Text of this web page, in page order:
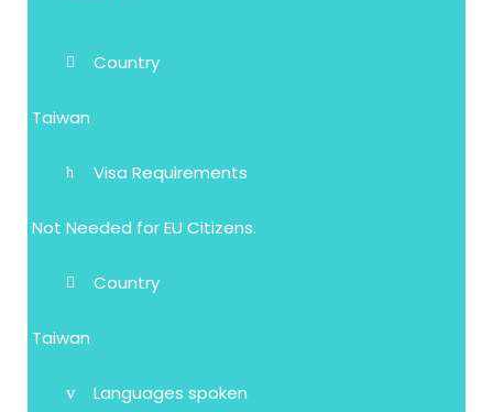
Country
Taiwan
Visa Requirements
Not Needed for EU Citizens.
Country
Taiwan
Languages spoken